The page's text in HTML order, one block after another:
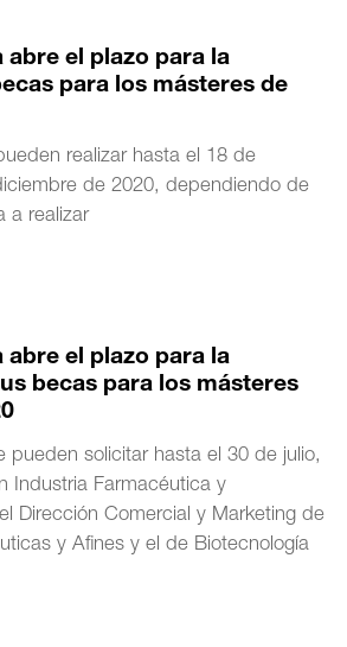
el plazo para la
para los másteres de
realizar hasta el 18 de
de 2020, dependiendo de
a realizar
el plazo para la
becas para los másteres
pueden solicitar hasta el 30 de julio,
Industria Farmacéutica y
Dirección Comercial y Marketing de
y Afines y el de Biotecnología